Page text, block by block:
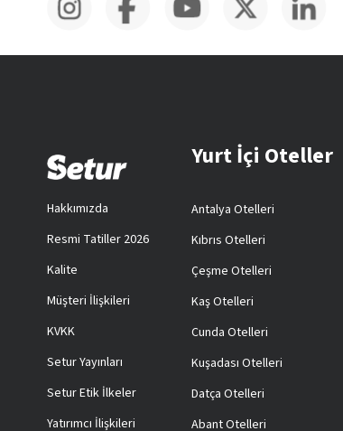
Hakkımızda
Resmi Tatiller 2026
Kalite
Müşteri İlişkileri
KVKK
Setur Yayınları
Setur Etik İlkeler
Yatırımcı İlişkileri
Yurt İçi Oteller
Antalya Otelleri
Kıbrıs Otelleri
Çeşme Otelleri
Kaş Otelleri
Cunda Otelleri
Kuşadası Otelleri
Datça Otelleri
Abant Otelleri